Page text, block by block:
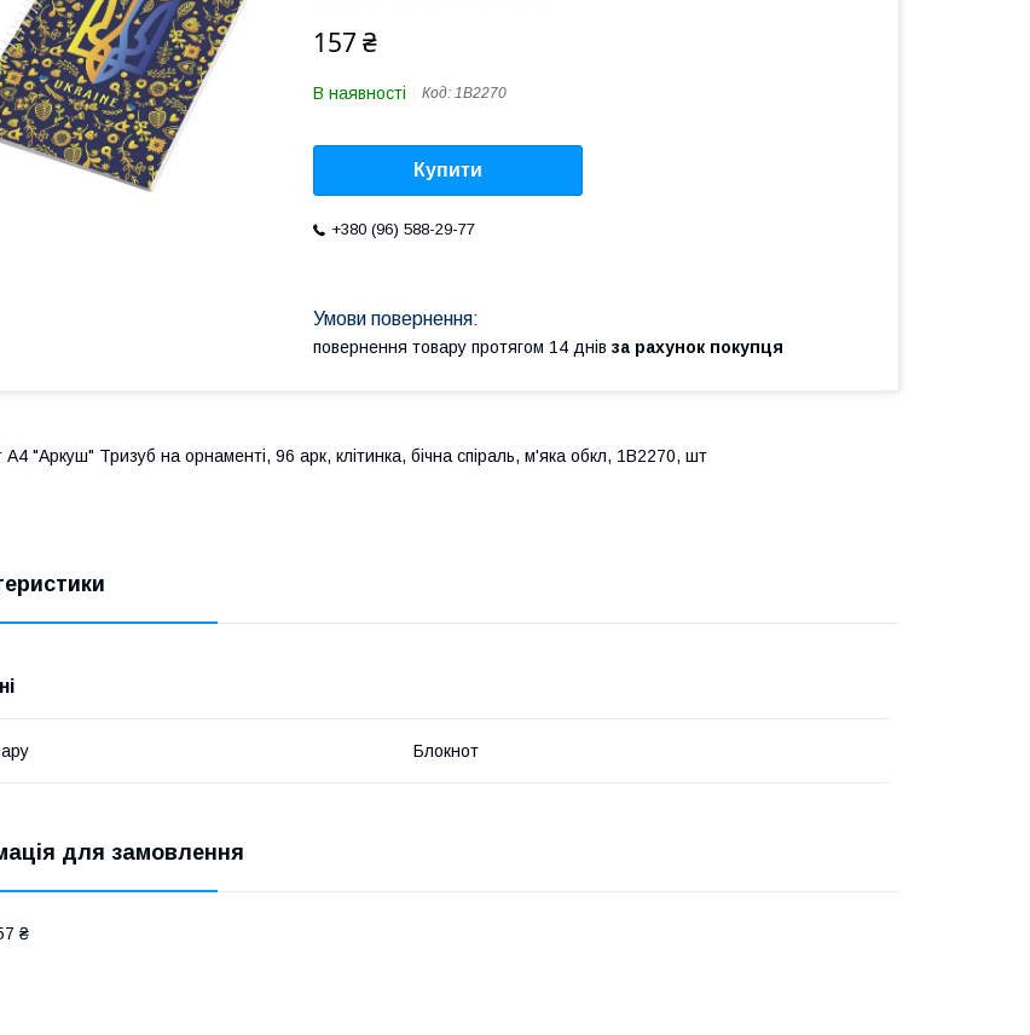
157 ₴
В наявності Код: 1В2270
Купити
+380 (96) 588-29-77
повернення товару протягом 14 днів за рахунок покупця
А4 "Аркуш" Тризуб на орнаменті, 96 арк, клітинка, бічна спіраль, м'яка обкл, 1В2270, шт
Блокнот
для замовлення
₴